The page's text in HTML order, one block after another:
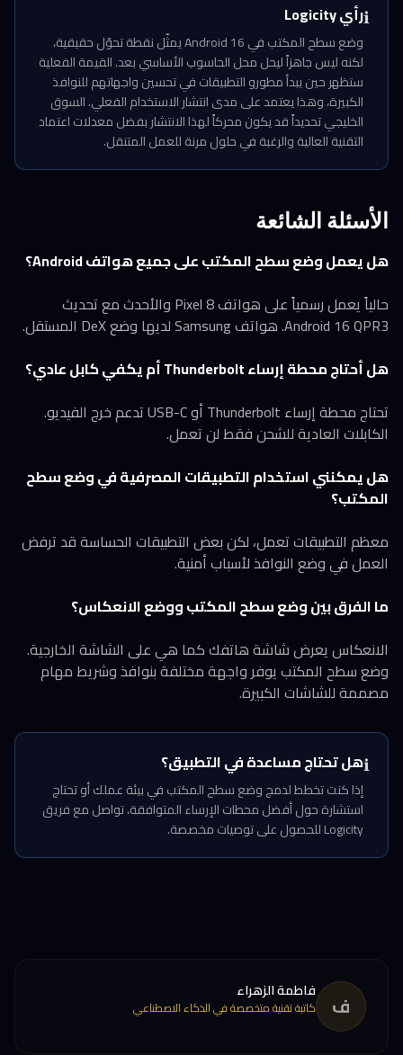
ℹ️رأي Logicity
وضع سطح المكتب في Android 16 يمثّل نقطة تحوّل حقيقية،
لكنه ليس جاهزاً ليحل محل الحاسوب الأساسي بعد. القيمة الفعلية
ستظهر حين يبدأ مطورو التطبيقات في تحسين واجهاتهم للنوافذ
الكبيرة، وهذا يعتمد على مدى انتشار الاستخدام الفعلي. السوق
الخليجي تحديداً قد يكون محركاً لهذا الانتشار بفضل معدلات اعتماد
التقنية العالية والرغبة في حلول مرنة للعمل المتنقل.
الأسئلة الشائعة
هل يعمل وضع سطح المكتب على جميع هواتف Android؟
حالياً يعمل رسمياً على هواتف Pixel 8 والأحدث مع تحديث
Android 16 QPR3. هواتف Samsung لديها وضع DeX المستقل.
هل أحتاج محطة إرساء Thunderbolt أم يكفي كابل عادي؟
تحتاج محطة إرساء Thunderbolt أو USB-C تدعم خرج الفيديو.
الكابلات العادية للشحن فقط لن تعمل.
هل يمكنني استخدام التطبيقات المصرفية في وضع سطح
المكتب؟
معظم التطبيقات تعمل، لكن بعض التطبيقات الحساسة قد ترفض
العمل في وضع النوافذ لأسباب أمنية.
ما الفرق بين وضع سطح المكتب ووضع الانعكاس؟
الانعكاس يعرض شاشة هاتفك كما هي على الشاشة الخارجية.
وضع سطح المكتب يوفر واجهة مختلفة بنوافذ وشريط مهام
مصممة للشاشات الكبيرة.
ℹ️هل تحتاج مساعدة في التطبيق؟
إذا كنت تخطط لدمج وضع سطح المكتب في بيئة عملك أو تحتاج
استشارة حول أفضل محطات الإرساء المتوافقة، تواصل مع فريق
Logicity للحصول على توصيات مخصصة.
ف فاطمة الزهراء
كاتبة تقنية متخصصة في الذكاء الاصطناعي